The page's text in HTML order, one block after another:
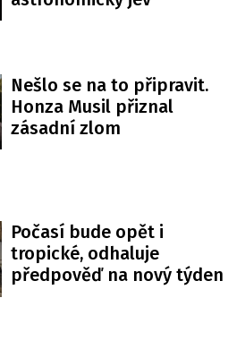
Nešlo se na to připravit.
Honza Musil přiznal
zásadní zlom
Počasí bude opět i
tropické, odhaluje
předpověď na nový týden